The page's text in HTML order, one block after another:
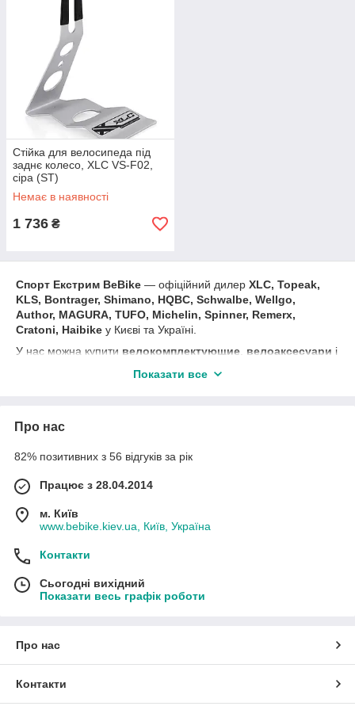
Стійка для велосипеда під
заднє колесо, XLC VS-F02,
сіра (ST)
Немає в наявності
1 736 ₴
Спорт Екстрим BeBike ― офіційний дилер XLC, Topeak,
KLS, Bontrager, Shimano, HQBC, Schwalbe, Wellgo,
Author, MAGURA, TUFO, Michelin, Spinner, Remerx,
Cratoni, Haibike у Києві та Україні.
У нас можна купити велокомплектующие велоаксесуари і
мигалки, велокомпьтеры, підніжки і крила, гелеві м'які сідла,
ріжки і гріпси, чохли та сумки, тримачі для телефонів,
В кінці сезону знижки до -70% на попередню колекцію,
постійні акції та вигідні пропозиції.
Like групи
Показати все
Про нас
82% позитивних з 56 відгуків за рік
Працює з 28.04.2014
м. Київ
www.bebike.kiev.ua, Київ, Україна
Контакти
Сьогодні вихідний
Показати весь графік роботи
Про нас
Контакти